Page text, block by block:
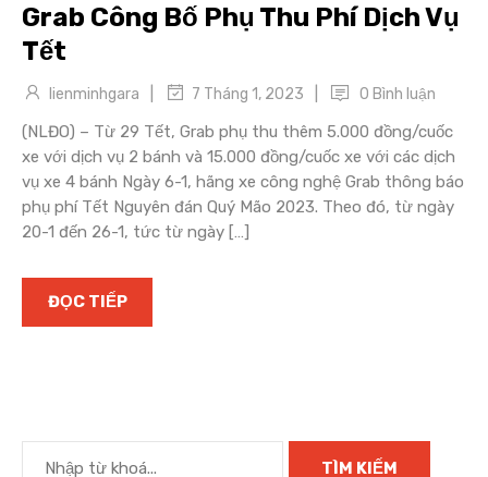
Grab Công Bố Phụ Thu Phí Dịch Vụ
Tết
lienminhgara 7 Tháng 1, 2023 0 Bình luận
(NLĐO) – Từ 29 Tết, Grab phụ thu thêm 5.000 đồng/cuốc
xe với dịch vụ 2 bánh và 15.000 đồng/cuốc xe với các dịch
vụ xe 4 bánh Ngày 6-1, hãng xe công nghệ Grab thông báo
phụ phí Tết Nguyên đán Quý Mão 2023. Theo đó, từ ngày
20-1 đến 26-1, tức từ ngày […]
ĐỌC TIẾP